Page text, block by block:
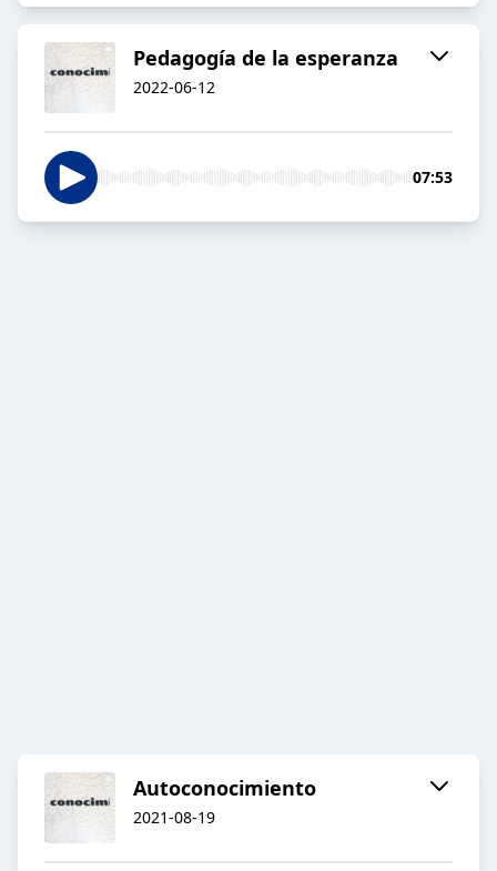
Pedagogía de la esperanza
2022-06-12
07:53
Autoconocimiento
2021-08-19